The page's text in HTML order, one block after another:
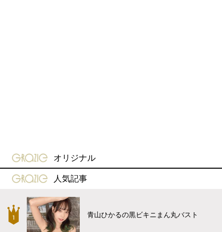
gravure-grazie
オリジナル
gravure-grazie
人気記事
青山ひかるの黒ビキニまん丸バスト